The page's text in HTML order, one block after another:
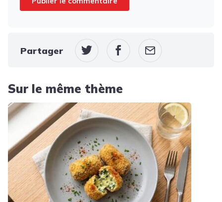
Partager
Sur le même thème